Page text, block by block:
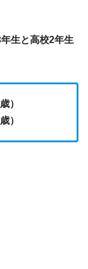
生と高校2年生
）
）